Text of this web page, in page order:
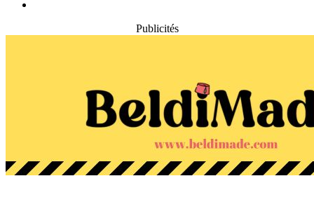
Publicités